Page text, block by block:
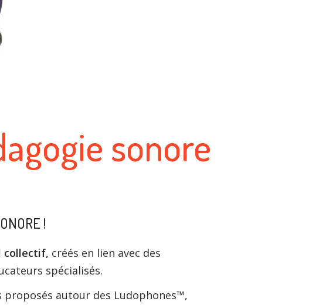
sonore
!
collectif, créés en lien avec des
spécialisés.
proposés autour des Ludophones™,